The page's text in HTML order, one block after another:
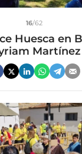
16/62
Huesca en
Martínez